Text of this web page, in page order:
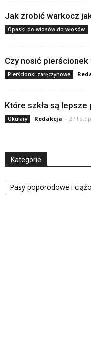
Jak zrobić warkocz
Opaski do włosów do włosów
Czy nosić
Pierścionki zaręczynowe
Które szkła są
Okulary Redakcja - 27
Kategorie
Kategorie